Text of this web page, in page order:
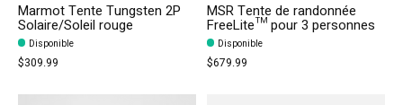
Marmot Tente Tungsten 2P
Solaire/Soleil rouge
Disponible
$309.99
MSR Tente de randonnée
FreeLite™ pour 3 personnes
Disponible
$679.99